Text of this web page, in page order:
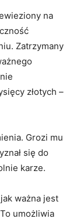
na
Zatrzymany
złotych –
Grozi mu
się do
karze.
ważna jest
umożliwia